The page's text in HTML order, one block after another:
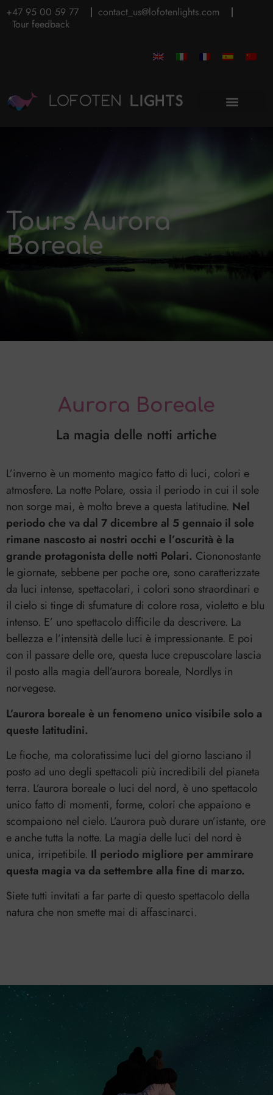
+47 95 00 59 77
contact_us@lofotenlights.com
Tour feedback
Tours Aurora
Boreale
Aurora Boreale
La magia delle notti artiche
L’inverno è un momento magico fatto di luci, colori e
atmosfere. La notte Polare, ossia il periodo in cui il sole
non sorge mai, è molto breve a questa latitudine. Nel
periodo che va dal 7 dicembre al 5 gennaio il sole
rimane nascosto ai nostri occhi e l’oscurità è la
grande protagonista delle notti Polari. Ciononostante
le giornate, sebbene per poche ore, sono caratterizzate
da luci intense, spettacolari, i colori sono straordinari e
il cielo si tinge di sfumature di colore rosa, violetto e blu
intenso. E’ uno spettacolo difficile da descrivere. La
bellezza e l’intensità delle luci è impressionante. E poi
con il passare delle ore, questa luce crepuscolare lascia
il posto alla magia dell’aurora boreale, Nordlys in
norvegese.
L’aurora boreale è un fenomeno unico visibile solo a
queste latitudini.
Le fioche, ma coloratissime luci del giorno lasciano il
posto ad uno degli spettacoli più incredibili del pianeta
terra. L’aurora boreale o luci del nord, è uno spettacolo
unico fatto di momenti, forme, colori che appaiono e
scompaiono nel cielo. L’aurora può durare un’istante, ore
e anche tutta la notte. La magia delle luci del nord è
unica, irripetibile. Il periodo migliore per ammirare
questa magia va da settembre alla fine di marzo.
Siete tutti invitati a far parte di questo spettacolo della
natura che non smette mai di affascinarci.